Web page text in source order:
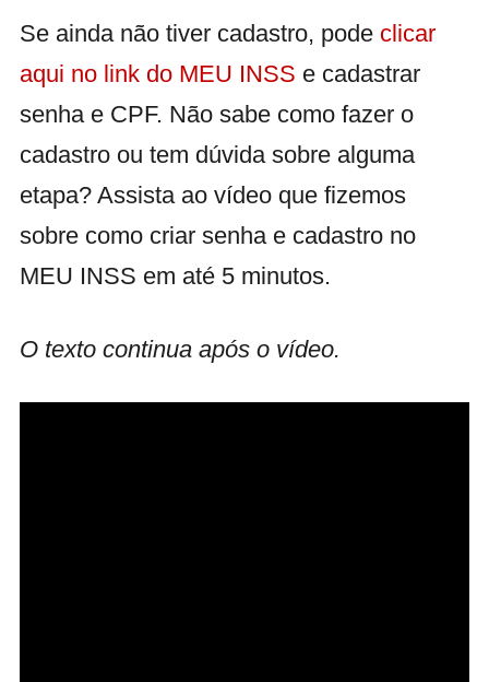
Se ainda não tiver cadastro, pode clicar
aqui no link do MEU INSS e cadastrar
senha e CPF. Não sabe como fazer o
cadastro ou tem dúvida sobre alguma
etapa? Assista ao vídeo que fizemos
sobre como criar senha e cadastro no
MEU INSS em até 5 minutos.
O texto continua após o vídeo.